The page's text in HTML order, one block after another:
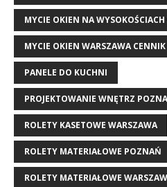
MYCIE OKIEN NA
MYCIE OKIEN WARSZAWA CENNIK
PANELE DO KUCHNI
PROJEKTOWANIE WNĘTRZ
ROLETY KASETOWE WARSZAWA
ROLETY MATERIAŁOWE POZNAŃ
ROLETY MATERIAŁOWE